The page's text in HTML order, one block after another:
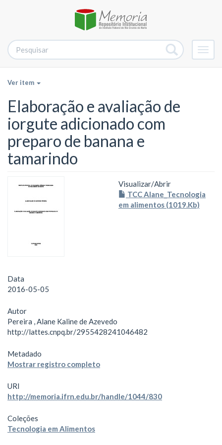
Ver item
Elaboração e avaliação de
iorgute adicionado com
preparo de banana e
tamarindo
Visualizar/Abrir
TCC Alane_Tecnologia
em alimentos (1019.Kb)
Data
2016-05-05
Autor
Pereira , Alane Kaline de Azevedo
http://lattes.cnpq.br/2955428241046482
Metadado
Mostrar registro completo
URI
http://memoria.ifrn.edu.br/handle/1044/830
Coleções
Tecnologia em Alimentos